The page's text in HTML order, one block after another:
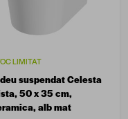
LIMITAT
suspendat Celesta
50 x 35 cm,
alb mat